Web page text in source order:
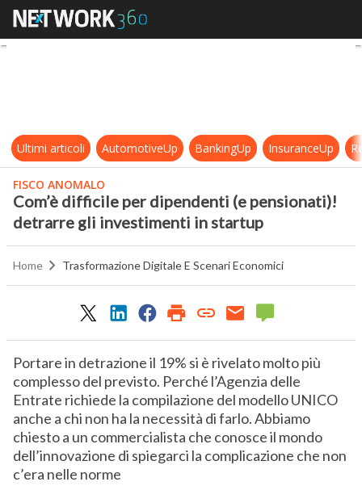
Com’è difficile per dipendenti (e
Ultimi articoli AutomotiveUp BankingUp InsuranceUp
FISCO ANOMALO
Com’è difficile per dipendenti (e pensionati)!
detrarre gli investimenti in startup
Home Trasformazione Digitale E Scenari Economici
Portare in detrazione il 19% si è rivelato molto più
complesso del previsto. Perché l’Agenzia delle
Entrate richiede la compilazione del modello UNICO
anche a chi non ha la necessità di farlo. Abbiamo
chiesto a un commercialista che conosce il mondo
dell’innovazione di spiegarci la complicazione che non
c’era nelle norme